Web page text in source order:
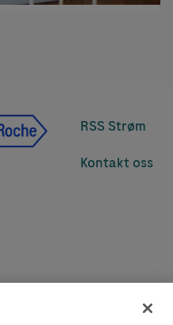
RSS Strøm
Kontakt oss
som er målsatt til en stor